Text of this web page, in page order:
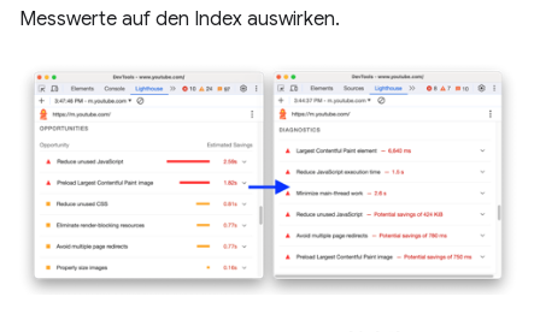
Messwerte auf den Index auswirken.